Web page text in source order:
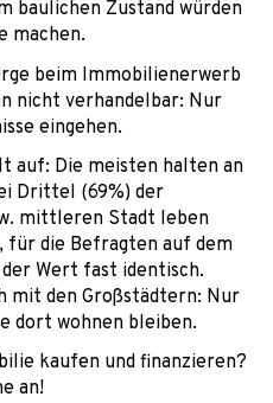
baulichen Zustand würden
machen.
beim Immobilienerwerb
nicht verhandelbar: Nur
eingehen.
auf: Die meisten halten an
Drittel (69%) der
mittleren Stadt leben
für die Befragten auf dem
Wert fast identisch.
mit den Großstädtern: Nur
dort wohnen bleiben.
kaufen und finanzieren?
an!